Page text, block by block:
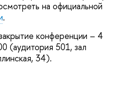
на официальной
.
конференции – 4
(аудитория 501, зал
34).